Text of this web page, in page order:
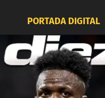
PORTADA DIGITAL